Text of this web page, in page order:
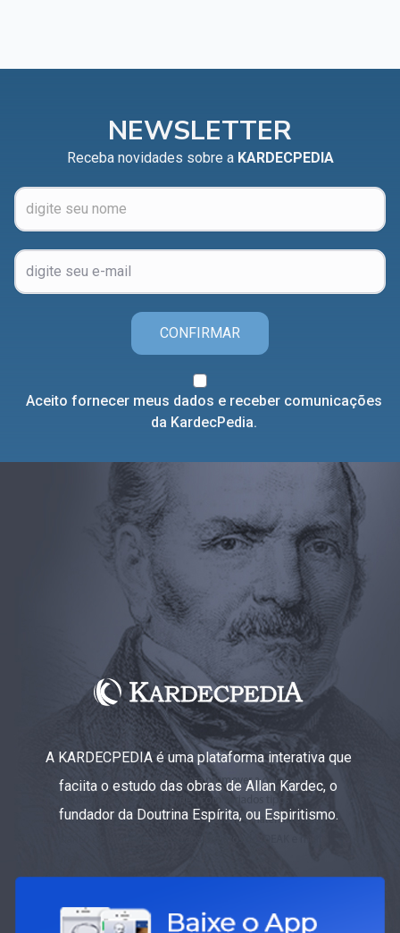
NEWSLETTER
Receba novidades sobre a KARDECPEDIA
CONFIRMAR
Aceito fornecer meus dados e receber comunicações
da KardecPedia.
A KARDECPEDIA é uma plataforma interativa que
faciita o estudo das obras de Allan Kardec, o
fundador da Doutrina Espírita, ou Espiritismo.